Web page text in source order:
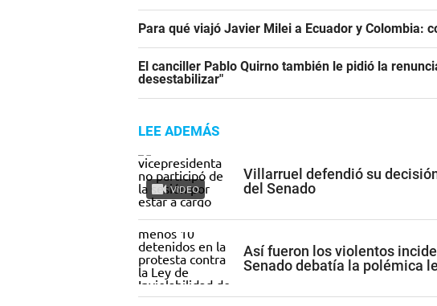
Para qué viajó Javier Milei a Ecuador y Colombia:
El canciller Pablo Quirno también le pidió la
desestabilizar"
LEE ADEMÁS
VIDEO
Villarruel defendió su
del Senado
Así fueron los violentos
Senado debatía la polémica